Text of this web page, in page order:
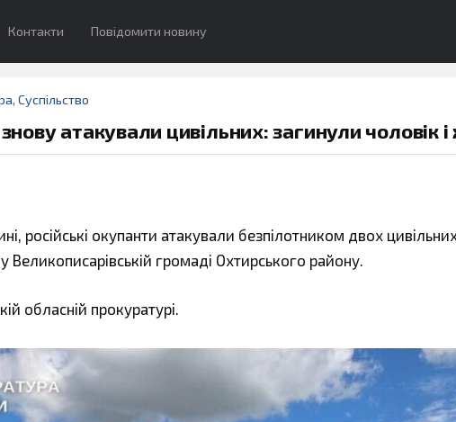
Контакти Повідомити новину
, Суспільство
атакували цивільних: загинули чоловік і
російські окупанти атакували безпілотником двох
громаді Охтирського району.
обласній прокуратурі.